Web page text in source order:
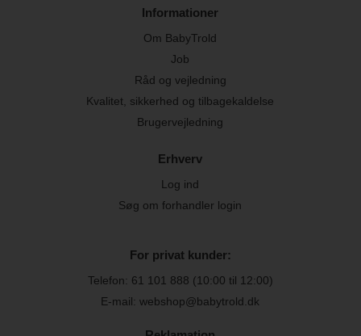
Informationer
Om BabyTrold
Job
Råd og vejledning
Kvalitet, sikkerhed og tilbagekaldelse
Brugervejledning
Erhverv
Log ind
Søg om forhandler login
For privat kunder:
Telefon: 61 101 888 (10:00 til 12:00)
E-mail: webshop@babytrold.dk